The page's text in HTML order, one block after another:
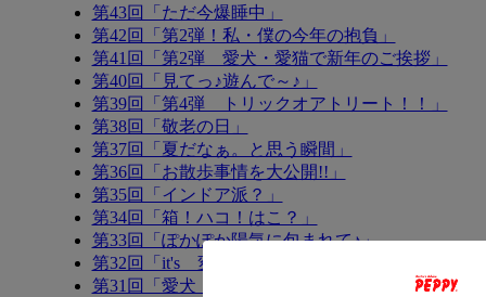
第43回「ただ今爆睡中」
第42回「第2弾！私・僕の今年の抱負」
第41回「第2弾 愛犬・愛猫で新年のご挨拶」
第40回「見てっ♪遊んで～♪」
第39回「第4弾 トリックオアトリート！！」
第38回「敬老の日」
第37回「夏だなぁ。と思う瞬間」
第36回「お散歩事情を大公開!!」
第35回「インドア派？」
第34回「箱！ハコ！はこ？」
第33回「ぽかぽか陽気に包まれて♪」
第32回「it's 変顔！！」
第31回「愛犬・愛猫で新年のご挨拶」